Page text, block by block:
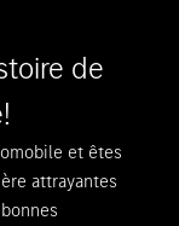
de
et êtes
attrayantes